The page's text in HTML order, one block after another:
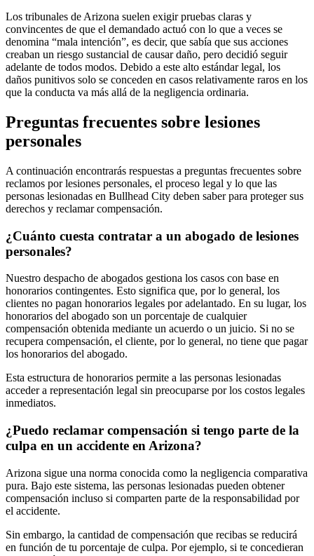
Los tribunales de Arizona suelen exigir pruebas claras y
convincentes de que el demandado actuó con lo que a veces se
denomina “mala intención”, es decir, que sabía que sus acciones
creaban un riesgo sustancial de causar daño, pero decidió seguir
adelante de todos modos. Debido a este alto estándar legal, los
daños punitivos solo se conceden en casos relativamente raros en los
que la conducta va más allá de la negligencia ordinaria.
Preguntas frecuentes sobre lesiones
personales
A continuación encontrarás respuestas a preguntas frecuentes sobre
reclamos por lesiones personales, el proceso legal y lo que las
personas lesionadas en Bullhead City deben saber para proteger sus
derechos y reclamar compensación.
¿Cuánto cuesta contratar a un abogado de lesiones
personales?
Nuestro despacho de abogados gestiona los casos con base en
honorarios contingentes. Esto significa que, por lo general, los
clientes no pagan honorarios legales por adelantado. En su lugar, los
honorarios del abogado son un porcentaje de cualquier
compensación obtenida mediante un acuerdo o un juicio. Si no se
recupera compensación, el cliente, por lo general, no tiene que pagar
los honorarios del abogado.
Esta estructura de honorarios permite a las personas lesionadas
acceder a representación legal sin preocuparse por los costos legales
inmediatos.
¿Puedo reclamar compensación si tengo parte de la
culpa en un accidente en Arizona?
Arizona sigue una norma conocida como la negligencia comparativa
pura. Bajo este sistema, las personas lesionadas pueden obtener
compensación incluso si comparten parte de la responsabilidad por
el accidente.
Sin embargo, la cantidad de compensación que recibas se reducirá
en función de tu porcentaje de culpa. Por ejemplo, si te concedieran